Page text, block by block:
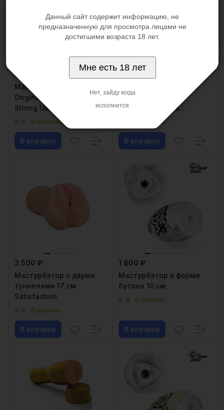
3 000 ₽
Мастурбатор Tenga
Original Vacuum Cup
Strong Ultra size
0 В наличии
В корзину
возвратно-
поступательных
движений, 10 режимов
ротации
В наличии
В корзину
3 500 ₽
Мастурбатор с двумя
туннелями 17 см
Satisfaction
0 В наличии
В корзину
1 800 ₽
Мастурбатор в форме
бутона 10 см
0 В наличии
В корзину
Данный сайт содержит информацию, не
предназначенную для просмотра лицами не
достигшими возраста 18 лет.
Мне есть 18 лет
Нет, зайду когда
исполнится